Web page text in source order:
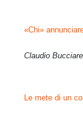
«Chi»
Claudio
Le mete di un